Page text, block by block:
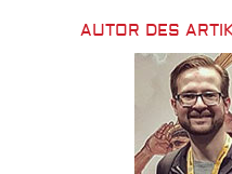
AUTOR DES